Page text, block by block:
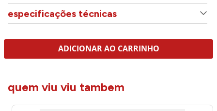
especificações técnicas
ADICIONAR AO CARRINHO
quem viu viu tambem